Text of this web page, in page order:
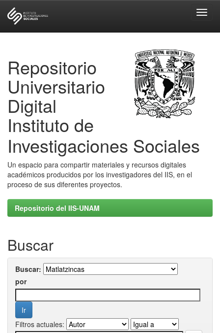
Repositorio
Universitario
Digital
Instituto de
Investigaciones Sociales
Un espacio para compartir materiales y recursos digitales
académicos producidos por los investigadores del IIS, en el
proceso de sus diferentes proyectos.
Repositorio del IIS-UNAM
Buscar
Buscar:
por
Filtros actuales: